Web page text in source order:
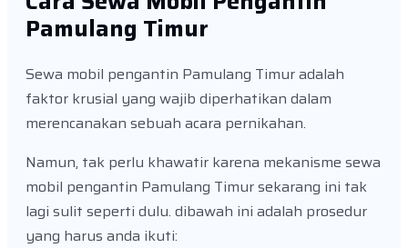
Pamulang Timur
Sewa mobil pengantin Pamulang Timur adalah
faktor krusial yang wajib diperhatikan dalam
merencanakan sebuah acara pernikahan.
Namun, tak perlu khawatir karena mekanisme sewa
mobil pengantin Pamulang Timur sekarang ini tak
lagi sulit seperti dulu. dibawah ini adalah prosedur
yang harus anda ikuti: